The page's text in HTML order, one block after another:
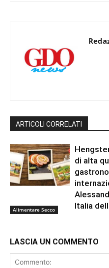
ARTICOLI CORRELATI
Alimentare Secco
di alta
Italia
LASCIA UN COMMENTO